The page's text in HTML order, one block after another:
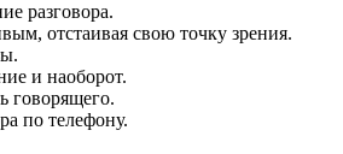
разговора.
отстаивая свою точку зрения.
и наоборот.
говорящего.
по телефону.